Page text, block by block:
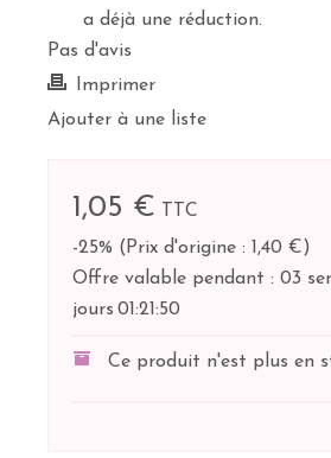
a déjà une réduction.
Pas d'avis
Imprimer
Ajouter à une liste
1,05 €
TTC
-25% ( Prix d'origine : 1,40 €)
Offre valable pendant : 03
jours 01:21:50
Ce produit n'est plus en